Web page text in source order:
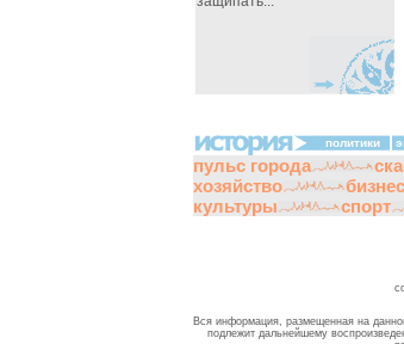
политики
пульс города
хозяйство
бизнес
культуры
спорт
Вся информация, размещенная на
подлежит дальнейшему